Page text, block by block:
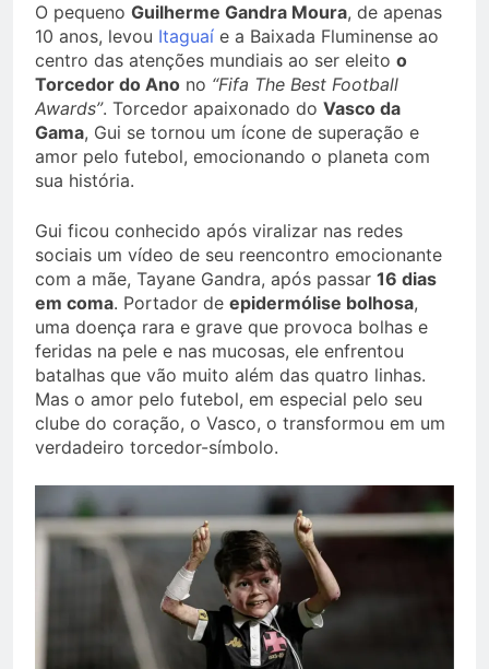
O pequeno Guilherme Gandra Moura, de apenas
10 anos, levou Itaguaí e a Baixada Fluminense ao
centro das atenções mundiais ao ser eleito o
Torcedor do Ano no “Fifa The Best Football
Awards”. Torcedor apaixonado do Vasco da
Gama, Gui se tornou um ícone de superação e
amor pelo futebol, emocionando o planeta com
sua história.
Gui ficou conhecido após viralizar nas redes
sociais um vídeo de seu reencontro emocionante
com a mãe, Tayane Gandra, após passar 16 dias
em coma. Portador de epidermólise bolhosa,
uma doença rara e grave que provoca bolhas e
feridas na pele e nas mucosas, ele enfrentou
batalhas que vão muito além das quatro linhas.
Mas o amor pelo futebol, em especial pelo seu
clube do coração, o Vasco, o transformou em um
verdadeiro torcedor-símbolo.